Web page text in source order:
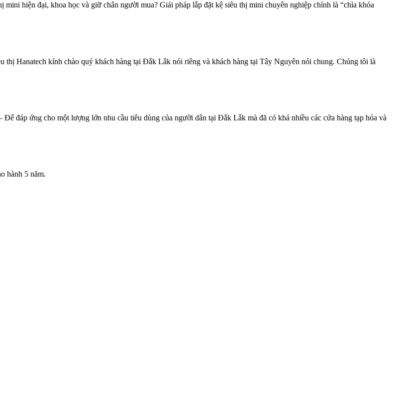
hiện đại, khoa học và giữ chân người mua? Giải pháp lắp đặt kệ siêu thị mini chuyên nghiệp chính là “chìa khóa
Hanatech kính chào quý khách hàng tại Đắk Lắk nói riêng và khách hàng tại Tây Nguyên nói chung. Chúng tôi là
đáp ứng cho một lượng lớn nhu cầu tiêu dùng của người dân tại Đắk Lắk mà đã có khá nhiều các cửa hàng tạp hóa và
hành 5 năm.